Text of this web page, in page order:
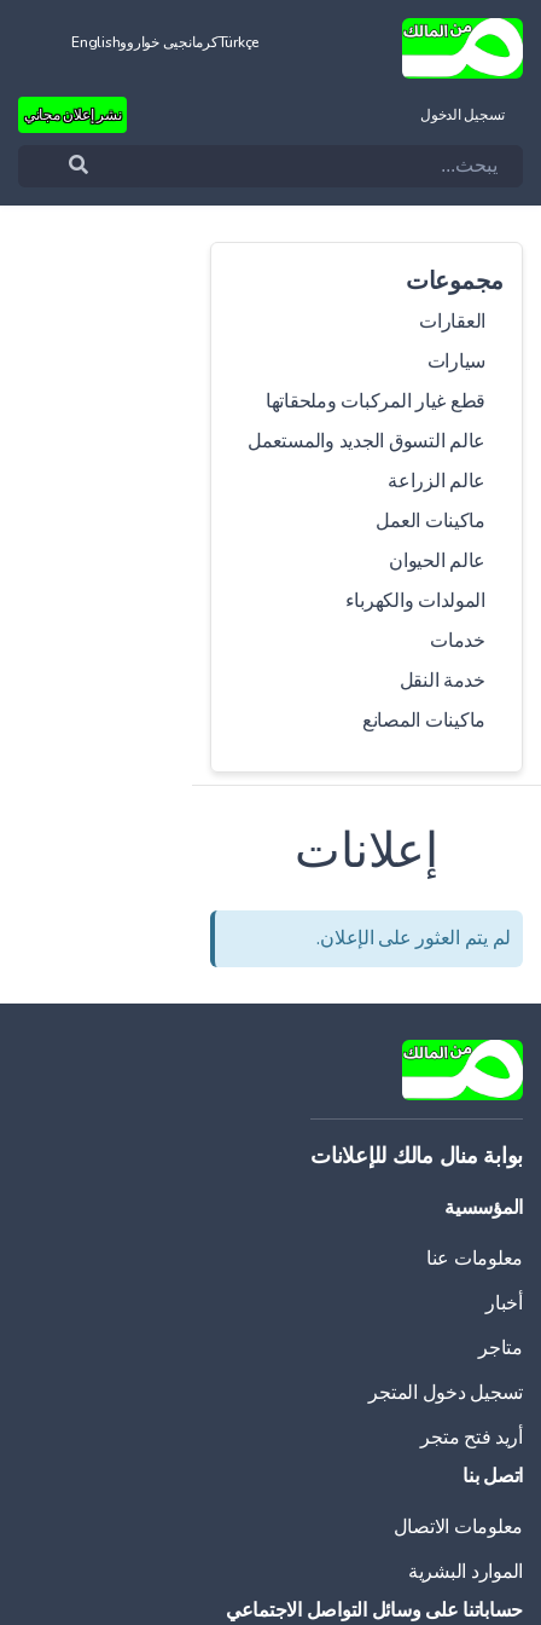
Türkçeکرمانجیی خوارووEnglish
تسجيل الدخول نشر إعلان مجاني
مجموعات
العقارات
سيارات
قطع غيار المركبات وملحقاتها
عالم التسوق الجديد والمستعمل
عالم الزراعة
ماكينات العمل
عالم الحيوان
المولدات والكهرباء
خدمات
خدمة النقل
ماكينات المصانع
إعلانات
لم يتم العثور على الإعلان.
بوابة منال مالك للإعلانات
المؤسسية
معلومات عنا
أخبار
متاجر
تسجيل دخول المتجر
أريد فتح متجر
اتصل بنا
معلومات الاتصال
الموارد البشرية
حساباتنا على وسائل التواصل الاجتماعي